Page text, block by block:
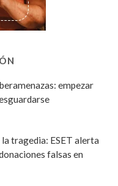
empezar
tragedia: ESET alerta
falsas en